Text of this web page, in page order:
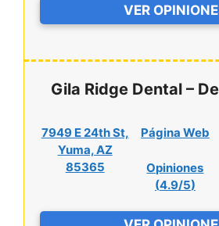
VER
Gila Ridge Dental –
7949 E 24th St,
Yuma, AZ
85365
Página Web
Opiniones
(4.9/5)